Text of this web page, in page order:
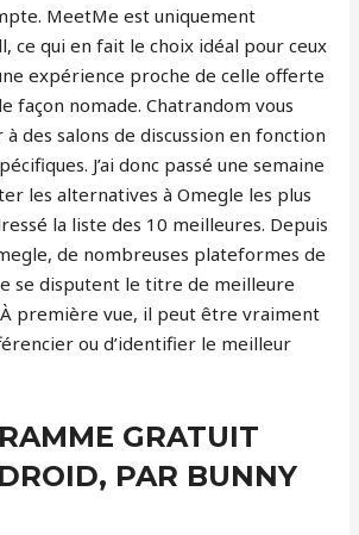
MeetMe est uniquement
ce qui en fait le choix idéal pour ceux
expérience proche de celle offerte
façon nomade. Chatrandom vous
à des salons de discussion en fonction
J’ai donc passé une semaine
les alternatives à Omegle les plus
la liste des 10 meilleures. Depuis
de nombreuses plateformes de
se disputent le titre de meilleure
À première vue, il peut être vraiment
ou d’identifier le meilleur
GRATUIT
PAR BUNNY